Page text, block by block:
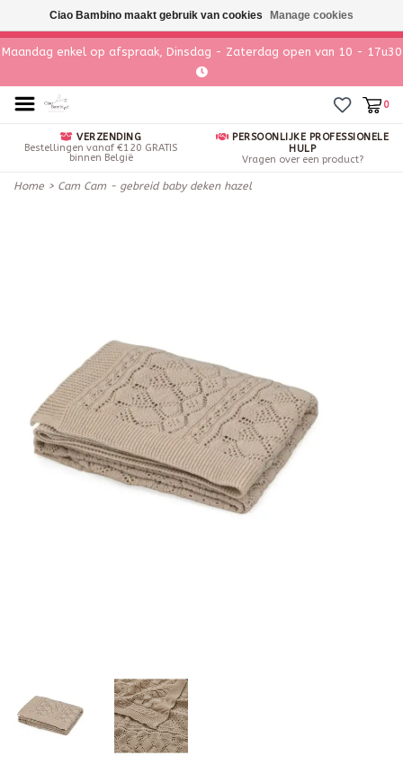
Maandag enkel op afspraak, Dinsdag - Zaterdag open van 10 - 17u30
0
VERZENDING
Bestellingen vanaf €120 GRATIS
binnen België
PERSOONLIJKE PROFESSIONELE
HULP
Vragen over een product?
Home > Cam Cam - gebreid baby deken hazel
Ciao Bambino maakt gebruik van cookies Manage cookies